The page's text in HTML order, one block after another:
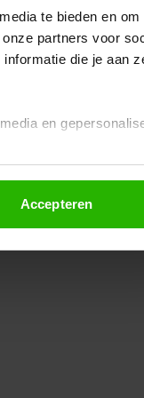
te bieden en om
partners voor
die je aan
en
altijd wijzigen of
Accepteren
console for more